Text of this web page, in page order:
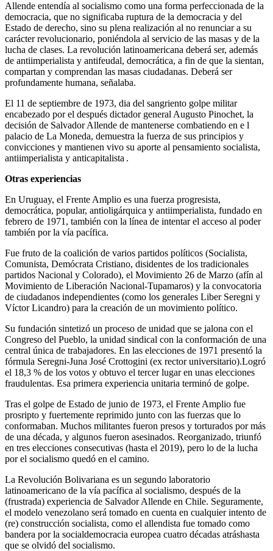
Allende entendía al socialismo como una forma perfeccionada de la
democracia, que no significaba ruptura de la democracia y del
Estado de derecho, sino su plena realización al no renunciar a su
carácter revolucionario, poniéndola al servicio de las masas y de la
lucha de clases. La revolución latinoamericana deberá ser, además
de antiimperialista y antifeudal, democrática, a fin de que la sientan,
compartan y comprendan las masas ciudadanas. Deberá ser
profundamente humana, señalaba.
El 11 de septiembre de 1973, dia del sangriento golpe militar
encabezado por el después dictador general Augusto Pinochet, la
decisión de Salvador Allende de mantenerse combatiendo en e l
palacio de La Moneda, demuestra la fuerza de sus principios y
convicciones y mantienen vivo su aporte al pensamiento socialista,
antiimperialista y anticapitalista .
Otras experiencias
En Uruguay, el Frente Amplio es una fuerza progresista,
democrática, popular, antioligárquica y antiimperialista, fundado en
febrero de 1971, también con la línea de intentar el acceso al poder
también por la vía pacífica.
Fue fruto de la coalición de varios partidos políticos (Socialista,
Comunista, Demócrata Cristiano, disidentes de los tradicionales
partidos Nacional y Colorado), el Movimiento 26 de Marzo (afín al
Movimiento de Liberación Nacional-Tupamaros) y la convocatoria
de ciudadanos independientes (como los generales Liber Seregni y
Víctor Licandro) para la creación de un movimiento político.
Su fundación sintetizó un proceso de unidad que se jalona con el
Congreso del Pueblo, la unidad sindical con la conformación de una
central única de trabajadores. En las elecciones de 1971 presentó la
fórmula Seregni-Juna José Crottogini (ex rector universitario).Logró
el 18,3 % de los votos y obtuvo el tercer lugar en unas elecciones
fraudulentas. Esa primera experiencia unitaria terminó de golpe.
Tras el golpe de Estado de junio de 1973, el Frente Amplio fue
prosripto y fuertemente reprimido junto con las fuerzas que lo
conformaban. Muchos militantes fueron presos y torturados por más
de una década, y algunos fueron asesinados. Reorganizado, triunfó
en tres elecciones consecutivas (hasta el 2019), pero lo de la lucha
por el socialismo quedó en el camino.
La Revolución Bolivariana es un segundo laboratorio
latinoamericano de la vía pacífica al socialismo, después de la
(frustrada) experiencia de Salvador Allende en Chile. Seguramente,
el modelo venezolano será tomado en cuenta en cualquier intento de
(re) construcción socialista, como el allendista fue tomado como
bandera por la socialdemocracia europea cuatro décadas atráshasta
que se olvidó del socialismo.